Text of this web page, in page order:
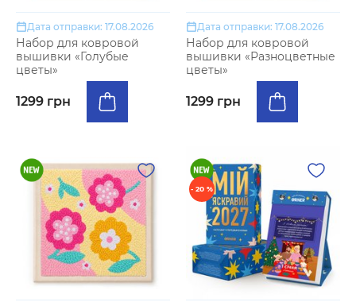
Дата отправки: 17.08.2026
Набор для ковровой
вышивки «Голубые
цветы»
1299 грн
Дата отправки: 17.08.2026
Набор для ковровой
вышивки «Разноцветные
цветы»
1299 грн
- 20 %